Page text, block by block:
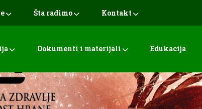
Šta radimo Kontakt
Dokumenti i materijali Edukacija